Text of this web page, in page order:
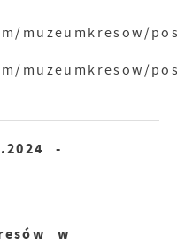
muzeumkresow/
muzeumkresow/
-
w